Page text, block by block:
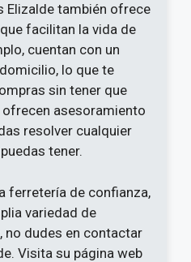
Elizalde también ofrece
facilitan la vida de
cuentan con un
lo que te
sin tener que
asesoramiento
resolver cualquier
tener.
ferretería de confianza,
variedad de
no dudes en contactar
Visita su página web